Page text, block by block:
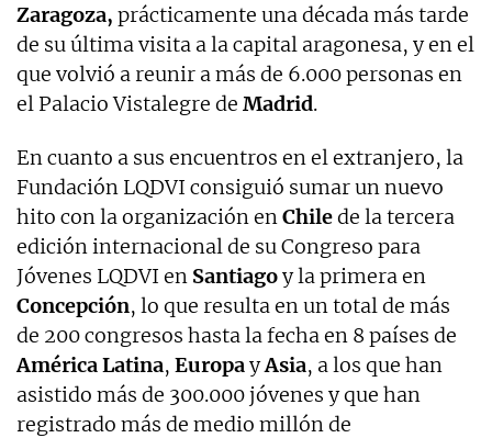
Zaragoza, prácticamente una década más tarde
de su última visita a la capital aragonesa, y en el
que volvió a reunir a más de 6.000 personas en
el Palacio Vistalegre de Madrid.
En cuanto a sus encuentros en el extranjero, la
Fundación LQDVI consiguió sumar un nuevo
hito con la organización enChilede la tercera
edición internacional de su Congreso para
Jóvenes LQDVI en Santiagoy la primera en
Concepción, lo que resulta en un total de más
de 200 congresos hasta la fecha en 8 países de
América Latina, EuropayAsia, a los que han
asistido más de 300.000 jóvenes y que han
registrado más de medio millón de